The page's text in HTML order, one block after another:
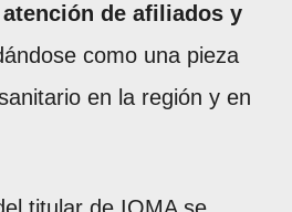
atención de afiliados y
como una pieza
en la región y en